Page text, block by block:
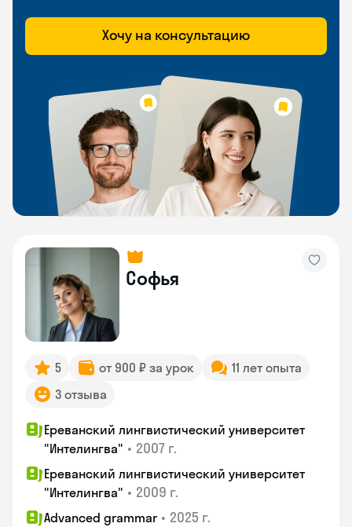
Хочу на консультацию
Софья
5 от 900 ₽ за урок
11 лет опыта
3 отзыва
Ереванский лингвистический университет
"Интелингва" • 2007 г.
Ереванский лингвистический университет
"Интелингва" • 2009 г.
Advanced grammar • 2025 г.